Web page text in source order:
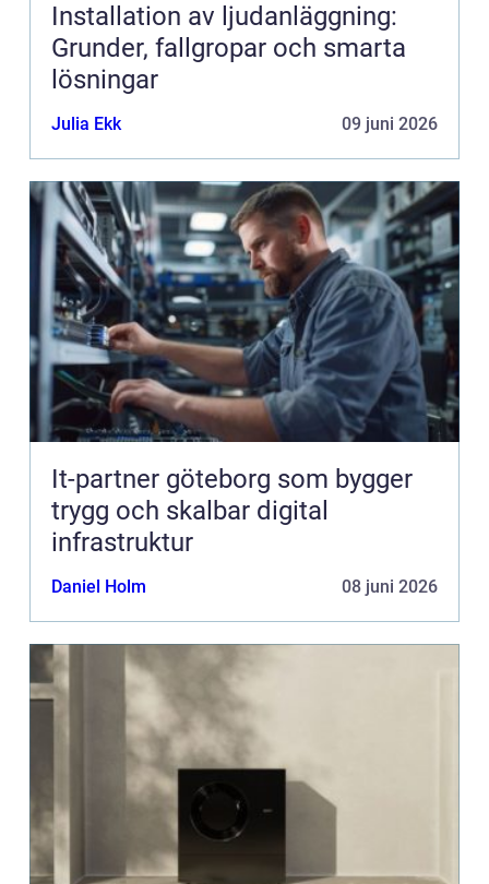
Installation av ljudanläggning:
Grunder, fallgropar och smarta
lösningar
Julia Ekk 09 juni 2026
It-partner göteborg som bygger
trygg och skalbar digital
infrastruktur
Daniel Holm 08 juni 2026